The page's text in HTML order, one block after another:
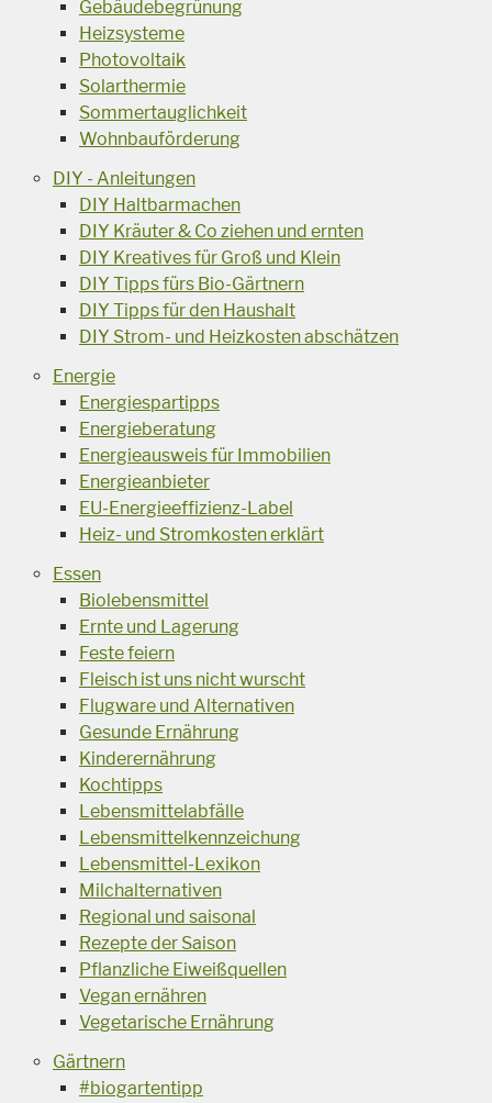
Gebäudebegrünung
Heizsysteme
Photovoltaik
Solarthermie
Sommertauglichkeit
Wohnbauförderung
DIY - Anleitungen
DIY Haltbarmachen
DIY Kräuter & Co ziehen und ernten
DIY Kreatives für Groß und Klein
DIY Tipps fürs Bio-Gärtnern
DIY Tipps für den Haushalt
DIY Strom- und Heizkosten abschätzen
Energie
Energiespartipps
Energieberatung
Energieausweis für Immobilien
Energieanbieter
EU-Energieeffizienz-Label
Heiz- und Stromkosten erklärt
Essen
Biolebensmittel
Ernte und Lagerung
Feste feiern
Fleisch ist uns nicht wurscht
Flugware und Alternativen
Gesunde Ernährung
Kinderernährung
Kochtipps
Lebensmittelabfälle
Lebensmittelkennzeichung
Lebensmittel-Lexikon
Milchalternativen
Regional und saisonal
Rezepte der Saison
Pflanzliche Eiweißquellen
Vegan ernähren
Vegetarische Ernährung
Gärtnern
#biogartentipp